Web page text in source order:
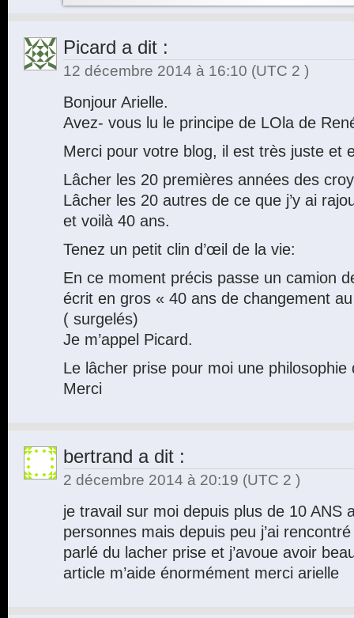
Picard a dit :
12 décembre 2014 à 16:10 (UTC 2 )
Bonjour Arielle.
Avez- vous lu le principe de LOla de
Merci pour votre blog, il est très juste et
Lâcher les 20 premières années des
Lâcher les 20 autres de ce que j’y ai
et voilà 40 ans.
Tenez un petit clin d’œil de la vie:
En ce moment précis passe un camion
écrit en gros « 40 ans de changement
( surgelés)
Je m’appel Picard.
Le lâcher prise pour moi une philosophie
Merci
bertrand a dit :
2 décembre 2014 à 20:19 (UTC 2 )
je travail sur moi depuis plus de 10 ANS
personnes mais depuis peu j’ai
parlé du lacher prise et j’avoue avoir
article m’aide énormément merci arielle